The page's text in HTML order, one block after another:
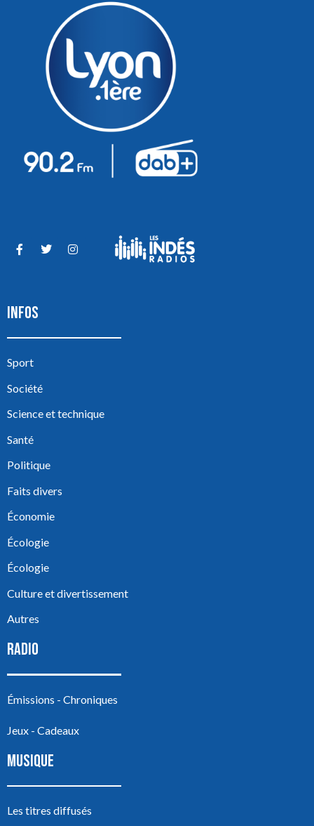
INFOS
Sport
Société
Science et technique
Santé
Politique
Faits divers
Économie
Écologie
Écologie
Culture et divertissement
Autres
RADIO
Émissions - Chroniques
Jeux - Cadeaux
MUSIQUE
Les titres diffusés